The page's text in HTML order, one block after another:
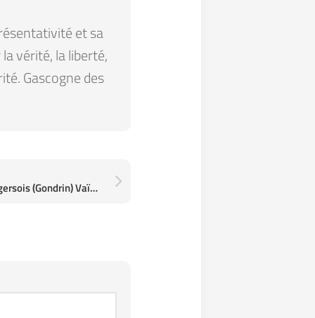
et sa
vérité, la liberté,
Gascogne des
Surprenant #vin de table gersois (Gondrin) Vaïhana Le Bouscas